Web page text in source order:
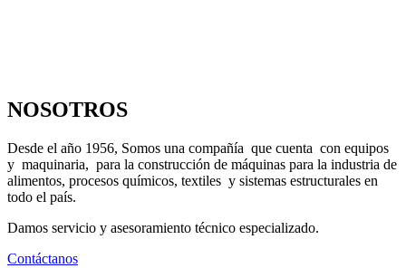
NOSOTROS
Desde el año 1956, Somos una compañía que cuenta con equipos
y maquinaria, para la construcción de máquinas para la industria de
alimentos, procesos químicos, textiles y sistemas estructurales en
todo el país.
Damos servicio y asesoramiento técnico especializado.
Contáctanos